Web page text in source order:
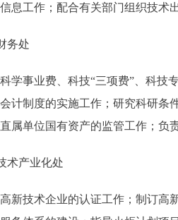
息工作；配合有关部门组织技术
处
事业费、科技“三项费”、科技专
计制度的实施工作；研究科研条
属单位国有资产的监管工作；负
产业化处
技术企业的认证工作；制订高新